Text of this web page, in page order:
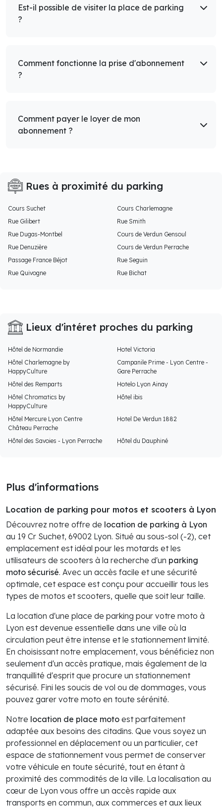
Est-il possible de visiter la place de parking
?
Comment fonctionne la prise d'abonnement
?
Comment payer le loyer de mon
abonnement ?
Rues à proximité du parking
Cours Suchet
Cours Charlemagne
Rue Gilibert
Rue Smith
Rue Dugas-Montbel
Cours de Verdun Gensoul
Rue Denuzière
Cours de Verdun Perrache
Passage France Béjot
Rue Seguin
Rue Quivogne
Rue Bichat
Lieux d'intéret proches du parking
Hôtel de Normandie
Hotel Victoria
Hôtel Charlemagne by
HappyCulture
Campanile Prime - Lyon Centre -
Gare Perrache
Hôtel des Remparts
Hotelo Lyon Ainay
Hôtel Chromatics by
HappyCulture
Hôtel ibis
Hôtel Mercure Lyon Centre
Château Perrache
Hotel De Verdun 1882
Hôtel des Savoies - Lyon Perrache Hôtel du Dauphiné
Plus d'informations
Location de parking pour motos et scooters à Lyon
Découvrez notre offre de location de parking à Lyon
au 19 Cr Suchet, 69002 Lyon. Situé au sous-sol (-2), cet
emplacement est idéal pour les motards et les
utilisateurs de scooters à la recherche d'un parking
moto sécurisé. Avec un accès facile et une sécurité
optimale, cet espace est conçu pour accueillir tous les
types de motos et scooters, quelle que soit leur taille.
La location d'une place de parking pour votre moto à
Lyon est devenue essentielle dans une ville où la
circulation peut être intense et le stationnement limité.
En choisissant notre emplacement, vous bénéficiez non
seulement d'un accès pratique, mais également de la
tranquillité d'esprit que procure un stationnement
sécurisé. Fini les soucis de vol ou de dommages, vous
pouvez garer votre moto en toute sérénité.
Notre location de place moto est parfaitement
adaptée aux besoins des citadins. Que vous soyez un
professionnel en déplacement ou un particulier, cet
espace de stationnement vous permet de conserver
votre véhicule en toute sécurité, tout en étant à
proximité des commodités de la ville. La localisation au
cœur de Lyon vous offre un accès rapide aux
transports en commun, aux commerces et aux lieux